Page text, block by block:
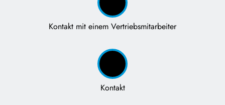
Kontakt mit einem Vertriebsmitarbeiter
Kontakt